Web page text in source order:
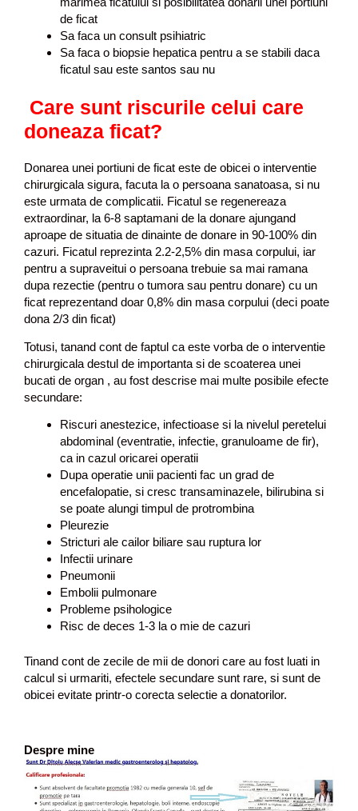
de ficat
Sa faca un consult psihiatric
Sa faca o biopsie hepatica pentru a se stabili daca
ficatul sau este santos sau nu
Care sunt riscurile celui care
doneaza ficat?
Donarea unei portiuni de ficat este de obicei o interventie
chirurgicala sigura, facuta la o persoana sanatoasa, si nu
este urmata de complicatii. Ficatul se regenereaza
extraordinar, la 6-8 saptamani de la donare ajungand
aproape de situatia de dinainte de donare in 90-100% din
cazuri. Ficatul reprezinta 2.2-2,5% din masa corpului, iar
pentru a supraveitui o persoana trebuie sa mai ramana
dupa rezectie (pentru o tumora sau pentru donare) cu un
ficat reprezentand doar 0,8% din masa corpului (deci poate
dona 2/3 din ficat)
Totusi, tanand cont de faptul ca este vorba de o interventie
chirurgicala destul de importanta si de scoaterea unei
bucati de organ , au fost descrise mai multe posibile efecte
secundare:
Riscuri anestezice, infectioase si la nivelul peretelui
abdominal (eventratie, infectie, granuloame de fir),
ca in cazul oricarei operatii
Dupa operatie unii pacienti fac un grad de
encefalopatie, si cresc transaminazele, bilirubina si
se poate alungi timpul de protrombina
Pleurezie
Stricturi ale cailor biliare sau ruptura lor
Infectii urinare
Pneumonii
Embolii pulmonare
Probleme psihologice
Risc de deces 1-3 la o mie de cazuri
Tinand cont de zecile de mii de donori care au fost luati in
calcul si urmariti, efectele secundare sunt rare, si sunt de
obicei evitate printr-o corecta selectie a donatorilor.
Despre mine